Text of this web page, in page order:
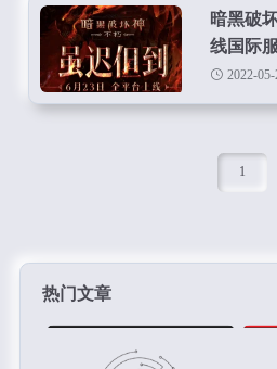
暗黑破
线国际
安卓2022-05-
1
热门文章